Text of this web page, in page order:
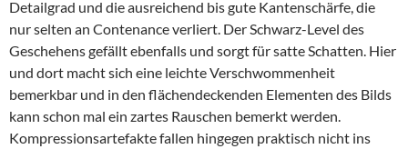
Detailgrad und die ausreichend bis gute Kantenschärfe, die
nur selten an Contenance verliert. Der Schwarz-Level des
Geschehens gefällt ebenfalls und sorgt für satte Schatten. Hier
und dort macht sich eine leichte Verschwommenheit
bemerkbar und in den flächendeckenden Elementen des Bilds
kann schon mal ein zartes Rauschen bemerkt werden.
Kompressionsartefakte fallen hingegen praktisch nicht ins